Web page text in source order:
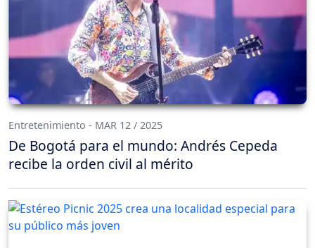
Entretenimiento - MAR 12 / 2025
De Bogotá para el mundo: Andrés Cepeda
recibe la orden civil al mérito